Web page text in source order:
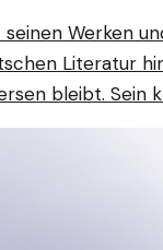
Werken
Literatur
bleibt. Sein
die